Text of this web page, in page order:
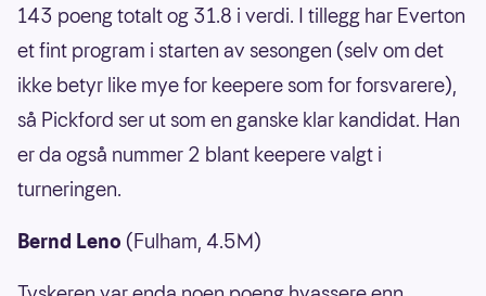
143 poeng totalt og 31.8 i verdi. I tillegg har Everton
et fint program i starten av sesongen (selv om det
ikke betyr like mye for keepere som for forsvarere),
så Pickford ser ut som en ganske klar kandidat. Han
er da også nummer 2 blant keepere valgt i
turneringen.
Bernd Leno (Fulham, 4.5M)